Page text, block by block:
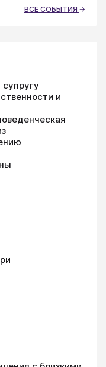
ВСЕ СОБЫТИЯ
и